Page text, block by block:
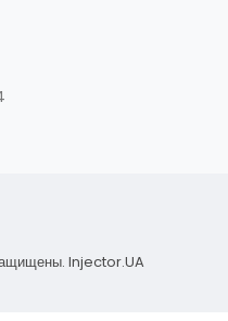
Injector.UA